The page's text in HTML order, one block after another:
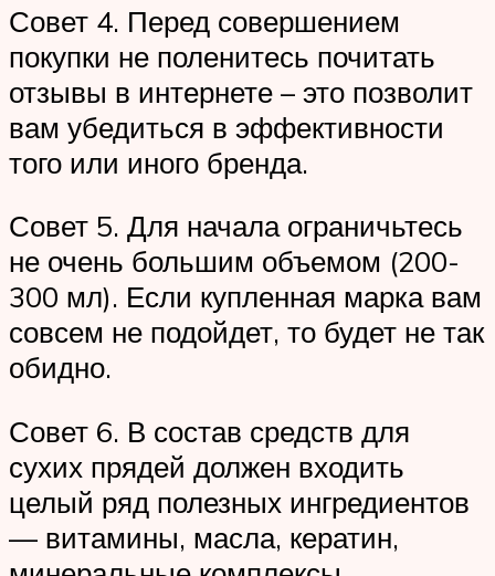
Совет 4. Перед совершением
покупки не поленитесь почитать
отзывы в интернете – это позволит
вам убедиться в эффективности
того или иного бренда.
Совет 5. Для начала ограничьтесь
не очень большим объемом (200-
300 мл). Если купленная марка вам
совсем не подойдет, то будет не так
обидно.
Совет 6. В состав средств для
сухих прядей должен входить
целый ряд полезных ингредиентов
— витамины, масла, кератин,